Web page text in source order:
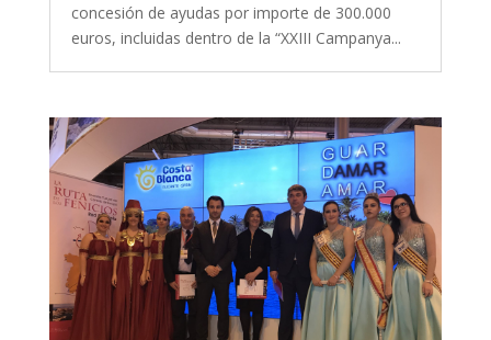
concesión de ayudas por importe de 300.000
euros, incluidas dentro de la “XXIII Campanya...